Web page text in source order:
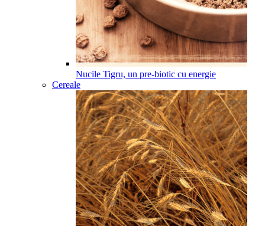
Nucile Tigru, un pre-biotic cu energie
Cereale